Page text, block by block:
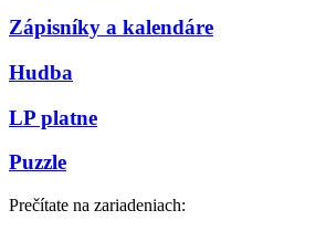
Zápisníky a kalendáre
Hudba
LP platne
Puzzle
Prečítate na zariadeniach: